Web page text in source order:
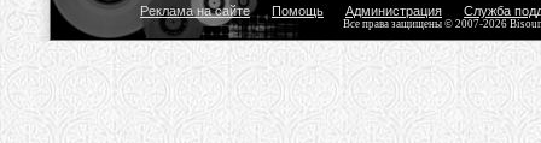
Реклама на сайте Помощь Администрация Служба
Все права защищены © 2007-2026